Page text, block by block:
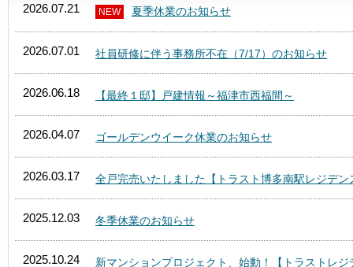
2026.07.21 NEW 夏季休業のお知らせ
2026.07.01 社員研修に伴う事務所不在（7/17）のお知らせ
2026.06.18 【最終１邸】戸建情報～福津市西福間～
2026.04.07 ゴールデンウイーク休業のお知らせ
2026.03.17 全戸完売いたしました【トラスト博多南駅レジデン
2025.12.03 冬季休業のお知らせ
2025.10.24 新マンションプロジェクト、始動！【トラストレ